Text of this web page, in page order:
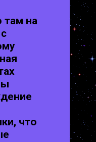
там на
что